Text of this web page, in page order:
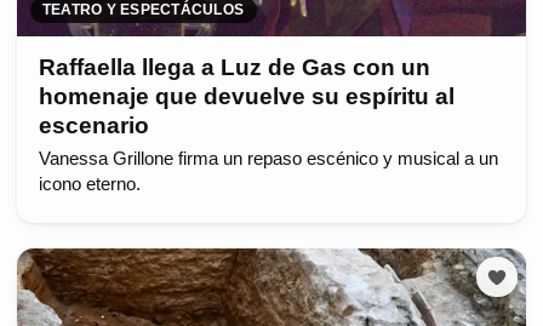
TEATRO Y ESPECTÁCULOS
Raffaella llega a Luz de Gas con un
homenaje que devuelve su espíritu al
escenario
Vanessa Grillone firma un repaso escénico y musical a un
icono eterno.